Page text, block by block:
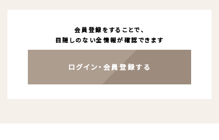
会員登録をすることで、
目隠しのない全情報が確認できます
ログイン・会員登録する